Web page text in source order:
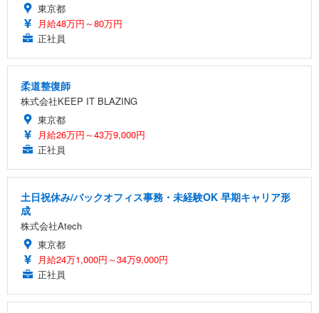
東京都
月給48万円～80万円
正社員
柔道整復師
株式会社KEEP IT BLAZING
東京都
月給26万円～43万9,000円
正社員
土日祝休み/バックオフィス事務・未経験OK 早期キャリア形
成
株式会社Atech
東京都
月給24万1,000円～34万9,000円
正社員